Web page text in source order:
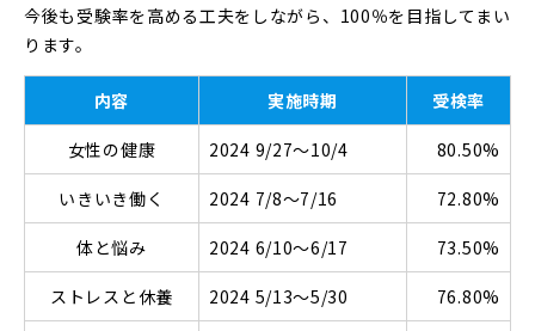
今後も受験率を高める工夫をしながら、100％を目指してまい
ります。
内容 実施時期 受検率
女性の健康 2024 9/27～10/4 80.50%
いきいき働く 2024 7/8～7/16 72.80%
体と悩み 2024 6/10～6/17 73.50%
ストレスと休養 2024 5/13～5/30 76.80%